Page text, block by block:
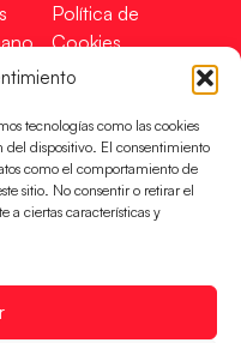
tecnologías como las cookies
dispositivo. El consentimiento
como el comportamiento de
sitio. No consentir o retirar el
a ciertas características y
Política de
Cookies
Mapa Web